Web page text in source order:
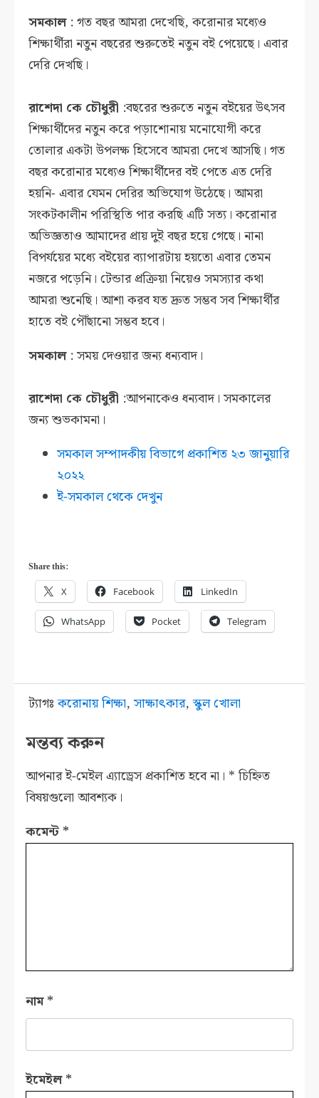
সমকাল: গত বছর আমরা দেখেছি, করোনার মধ্যেও
শিক্ষার্থীরা নতুন বছরের শুরুতেই নতুন বই পেয়েছে। এবার
দেরি দেখছি।
রাশেদা কে চৌধুরী :বছরের শুরুতে নতুন বইয়ের উৎসব
শিক্ষার্থীদের নতুন করে পড়াশোনায় মনোযোগী করে
তোলার একটা উপলক্ষ হিসেবে আমরা দেখে আসছি। গত
বছর করোনার মধ্যেও শিক্ষার্থীদের বই পেতে এত দেরি
হয়নি- এবার যেমন দেরির অভিযোগ উঠেছে। আমরা
সংকটকালীন পরিস্থিতি পার করছি এটি সত্য। করোনার
অভিজ্ঞতাও আমাদের প্রায় দুই বছর হয়ে গেছে। নানা
বিপর্যয়ের মধ্যে বইয়ের ব্যাপারটায় হয়তো এবার তেমন
নজরে পড়েনি। টেন্ডার প্রক্রিয়া নিয়েও সমস্যার কথা
আমরা শুনেছি। আশা করব যত দ্রুত সম্ভব সব শিক্ষার্থীর
হাতে বই পৌঁছানো সম্ভব হবে।
সমকাল: সময় দেওয়ার জন্য ধন্যবাদ।
রাশেদা কে চৌধুরী :আপনাকেও ধন্যবাদ। সমকালের
জন্য শুভকামনা।
সমকাল সম্পাদকীয় বিভাগে প্রকাশিত২৩ জানুয়ারি
২০২২
ই-সমকাল থেকে দেখুন
Share this:
X Facebook LinkedIn
WhatsApp Pocket Telegram
ট্যাগঃকরোনায় শিক্ষা,সাক্ষাৎকার,স্কুল খোলা
মন্তব্য করুন
আপনার ই-মেইল এ্যাড্রেস প্রকাশিত হবে না। * চিহ্নিত
বিষয়গুলো আবশ্যক।
কমেন্ট *
নাম*
ইমেইল*